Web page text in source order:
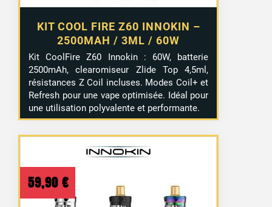
KIT COOL FIRE Z60 INNOKIN –
2500MAH / 3ML / 60W
Kit CoolFire Z60 Innokin : 60W, batterie
2500mAh, clearomiseur Zlide Top 4,5ml,
résistances Z Coil incluses. Modes Coil+ et
Refresh pour une vape optimisée. Idéal pour
une utilisation polyvalente et performante.
59,90 €